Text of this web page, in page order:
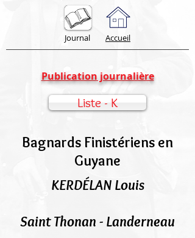
Journal Accueil
Publication journalière
Liste - K
Bagnards Finistériens en
Guyane
KERDÉLAN Louis
Saint Thonan - Landerneau